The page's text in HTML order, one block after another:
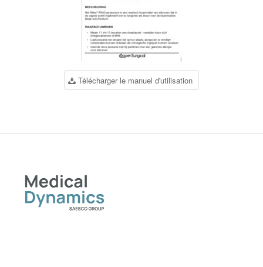
Télécharger le manuel d'utilisation